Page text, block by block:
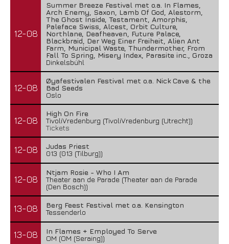
12-08
Summer Breeze Festival met o.a. In Flames,
Arch Enemy, Saxon, Lamb Of God, Alestorm,
The Ghost Inside, Testament, Amorphis,
Paleface Swiss, Alcest, Orbit Culture,
Northlane, Deafheaven, Future Palace,
Blackbraid, Der Weg Einer Freiheit, Alien Ant
Farm, Municipal Waste, Thundermother, From
Fall To Spring, Misery Index, Parasite inc., Groza
Dinkelsbühl
12-08
Øyafestivalen Festival met o.a. Nick Cave & the
Bad Seeds
Oslo
12-08
High On Fire
TivoliVredenburg (TivoliVredenburg (Utrecht))
Tickets
12-08
Judas Priest
013 (013 (Tilburg))
12-08
Ntjam Rosie - Who I Am
Theater aan de Parade (Theater aan de Parade
(Den Bosch))
13-08
Berg Feest Festival met o.a. Kensington
Tessenderlo
13-08
In Flames + Employed To Serve
OM (OM (Seraing))